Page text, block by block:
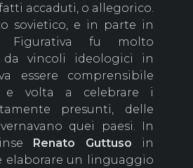
accaduti, o allegorico.
sovietico, e in parte in
Figurativa fu molto
da vincoli ideologici in
essere comprensibile
e volta a celebrare i
presunti, delle
quei paesi. In
Renato Guttuso in
elaborare un linguaggio